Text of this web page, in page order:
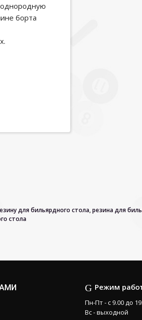
однородную
борта
для бильярдного стола,резина для
стола
Режим
Пн-Пт - с 9.00 до
Вс - выходной